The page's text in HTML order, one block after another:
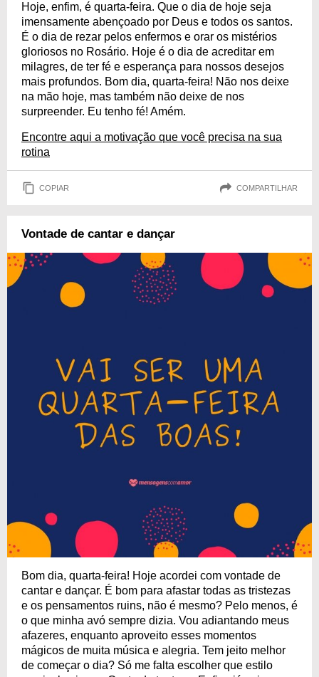
Hoje, enfim, é quarta-feira. Que o dia de hoje seja
imensamente abençoado por Deus e todos os santos.
É o dia de rezar pelos enfermos e orar os mistérios
gloriosos no Rosário. Hoje é o dia de acreditar em
milagres, de ter fé e esperança para nossos desejos
mais profundos. Bom dia, quarta-feira! Não nos deixe
na mão hoje, mas também não deixe de nos
surpreender. Eu tenho fé! Amém.
Encontre aqui a motivação que você precisa na sua
rotina
COPIAR COMPARTILHAR
Vontade de cantar e dançar
Bom dia, quarta-feira! Hoje acordei com vontade de
cantar e dançar. É bom para afastar todas as tristezas
e os pensamentos ruins, não é mesmo? Pelo menos, é
o que minha avó sempre dizia. Vou adiantando meus
afazeres, enquanto aproveito esses momentos
mágicos de muita música e alegria. Tem jeito melhor
de começar o dia? Só me falta escolher que estilo